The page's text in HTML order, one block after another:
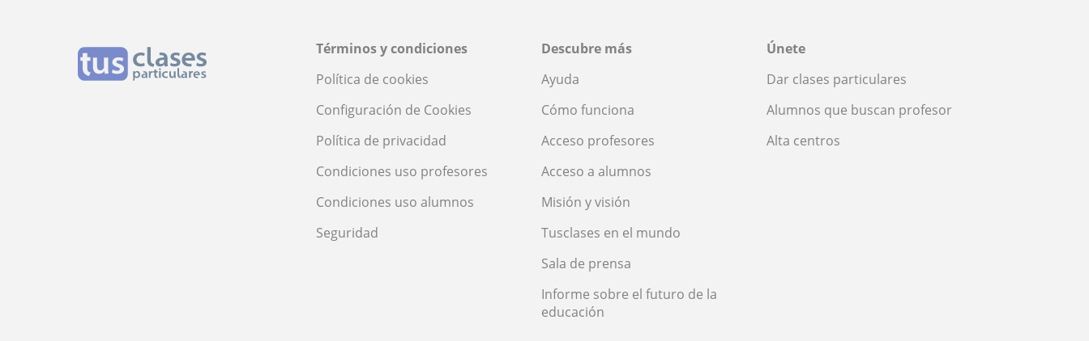
Términos y condiciones
Política de cookies
Configuración de Cookies
Política de privacidad
Condiciones uso profesores
Condiciones uso alumnos
Seguridad
Descubre más
Ayuda
Cómo funciona
Acceso profesores
Acceso a alumnos
Misión y visión
Tusclases en el mundo
Sala de prensa
Informe sobre el futuro de la
educación
Únete
Dar clases particulares
Alumnos que buscan profesor
Alta centros